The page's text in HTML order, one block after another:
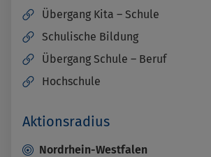
Übergang Kita – Schule
Schulische Bildung
Übergang Schule – Beruf
Hochschule
Aktionsradius
Nordrhein-Westfalen